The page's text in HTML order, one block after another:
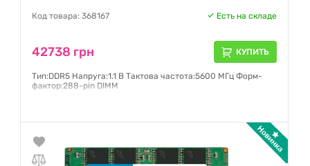
Код товара: 368167 Есть на складе
42738 грн КУПИТЬ
Тип:DDR5 Напруга:1.1 В Тактова частота:5600 МГц Форм-
фактор:288-pin DIMM